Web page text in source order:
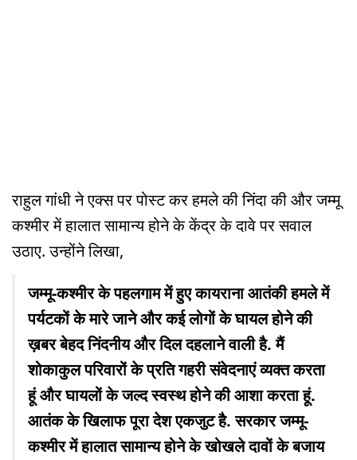
राहुल गांधी ने एक्स पर पोस्ट कर हमले की निंदा की और जम्मू
कश्मीर में हालात सामान्य होने के केंद्र के दावे पर सवाल
उठाए. उन्होंने लिखा,
जम्मू-कश्मीर के पहलगाम में हुए कायराना आतंकी हमले में
पर्यटकों के मारे जाने और कई लोगों के घायल होने की
ख़बर बेहद निंदनीय और दिल दहलाने वाली है. मैं
शोकाकुल परिवारों के प्रति गहरी संवेदनाएं व्यक्त करता
हूं और घायलों के जल्द स्वस्थ होने की आशा करता हूं.
आतंक के खिलाफ पूरा देश एकजुट है. सरकार जम्मू-
कश्मीर में हालात सामान्य होने के खोखले दावों के बजाय